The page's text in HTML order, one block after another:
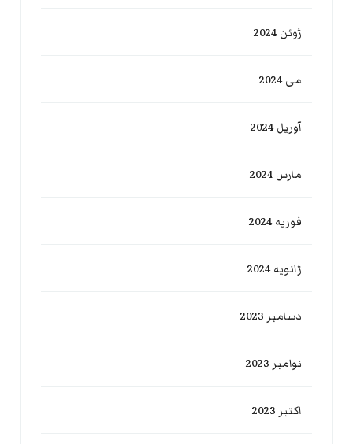
ژوئن 2024
می 2024
آوریل 2024
مارس 2024
فوریه 2024
ژانویه 2024
دسامبر 2023
نوامبر 2023
اکتبر 2023